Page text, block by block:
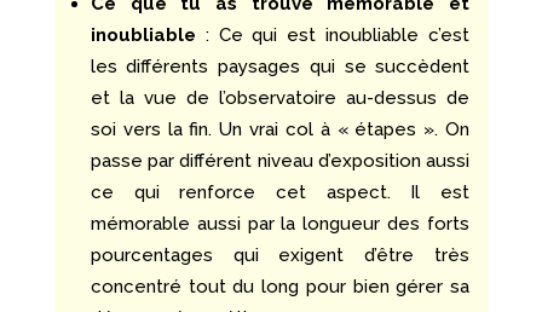
inoubliable : Ce qui est inoubliable c’est
les différents paysages qui se succèdent
et la vue de l’observatoire au-dessus de
soi vers la fin. Un vrai col à « étapes ». On
passe par différent niveau d’exposition aussi
ce qui renforce cet aspect. Il est
mémorable aussi par la longueur des forts
pourcentages qui exigent d’être très
concentré tout du long pour bien gérer sa